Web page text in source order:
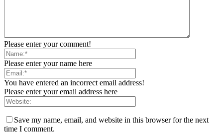
Please enter your comment!
Please enter your name here
You have entered an incorrect email address!
Please enter your email address here
Save my name, email, and website in this browser for the next
time I comment.